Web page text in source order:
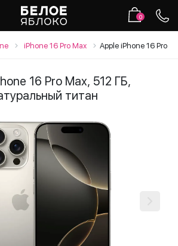
0
iPhone 16 Pro Max Apple iPhone 16 Pro
16 Pro Max, 512 ГБ,
титан